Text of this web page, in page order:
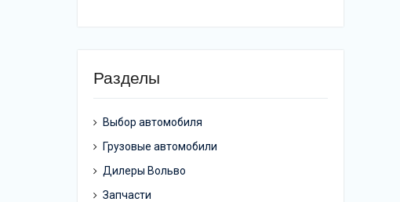
Разделы
Выбор автомобиля
Грузовые автомобили
Дилеры Вольво
Запчасти